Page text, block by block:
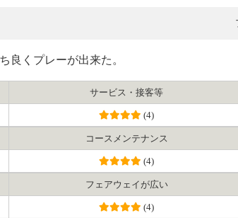
良くプレーが出来た。
サービス・接客等
(4)
コース メンテナンス
(4)
フェアウェイ が広い
(4)